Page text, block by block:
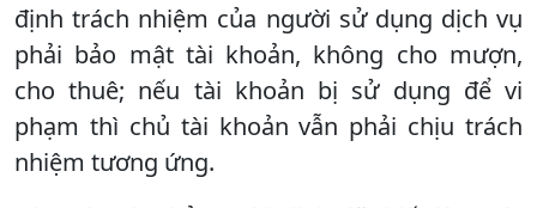
định trách nhiệm của người sử dụng dịch vụ
phải bảo mật tài khoản, không cho mượn,
cho thuê; nếu tài khoản bị sử dụng để vi
phạm thì chủ tài khoản vẫn phải chịu trách
nhiệm tương ứng.